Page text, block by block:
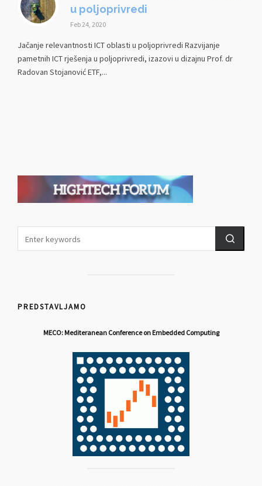
u poljoprivredi
Feb 24, 2020
Jačanje relevantnosti ICT oblasti u poljoprivredi Razvijanje
pametnih ICT rješenja u poljoprivredi, izazovi u dizajnu Prof. dr
Radovan Stojanović ETF,...
PREDSTAVLJAMO
MECO: Mediteranean Conference on Embedded Computing